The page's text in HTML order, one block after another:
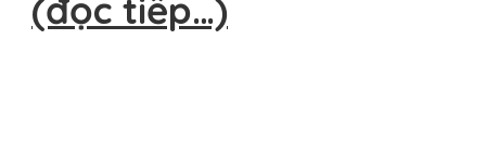
(đọc tiếp…)